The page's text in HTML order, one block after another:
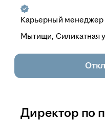
Карьерный менеджер
Мытищи, Силикатная
Директор по